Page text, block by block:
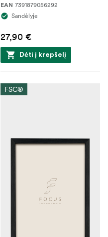
EAN 7391879056292
Sandėlyje
27,90 €
Dėti į krepšelį
FSC®